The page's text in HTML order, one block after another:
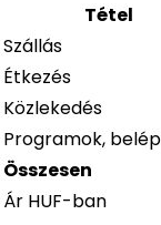
Tétel
Szállás
Étkezés
Közlekedés
Programok,
Összesen
Ár HUF-ban